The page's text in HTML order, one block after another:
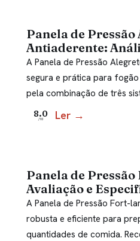
Panela de
Antiaderente:
A Panela de Pressão
segura e prática para
pela combinação de três
8.0
/10 Ler →
Panela de
Avaliação e
A Panela de Pressão Fort-
robusta e eficiente para
quantidades de comida.